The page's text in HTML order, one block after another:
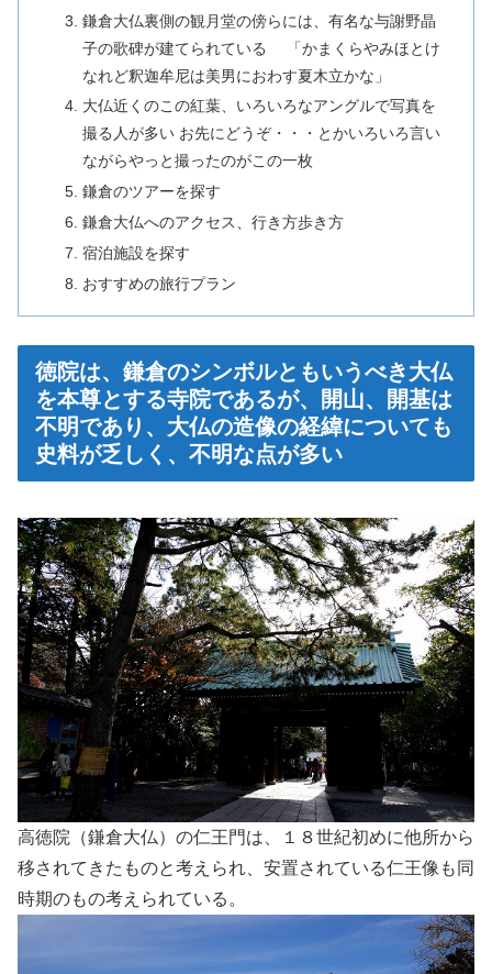
鎌倉大仏裏側の観月堂の傍らには、有名な与謝野晶
子の歌碑が建てられている 「かまくらやみほとけ
なれど釈迦牟尼は美男におわす夏木立かな」
大仏近くのこの紅葉、いろいろなアングルで写真を
撮る人が多い お先にどうぞ・・・とかいろいろ言い
ながらやっと撮ったのがこの一枚
鎌倉のツアーを探す
鎌倉大仏へのアクセス、行き方歩き方
宿泊施設を探す
おすすめの旅行プラン
徳院は、鎌倉のシンボルともいうべき大仏
を本尊とする寺院であるが、開山、開基は
不明であり、大仏の造像の経緯についても
史料が乏しく、不明な点が多い
高徳院（鎌倉大仏）の仁王門は、１８世紀初めに他所から
移されてきたものと考えられ、安置されている仁王像も同
時期のもの考えられている。